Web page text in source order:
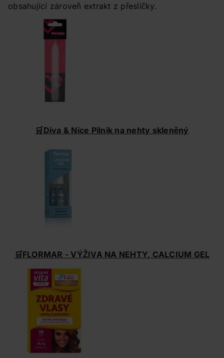
obsahující zároveň extrakt z přesličky.
🛒Diva & Nice Pilník na nehty skleněný
🛒FLORMAR - VÝŽIVA NA NEHTY, CALCIUM GEL